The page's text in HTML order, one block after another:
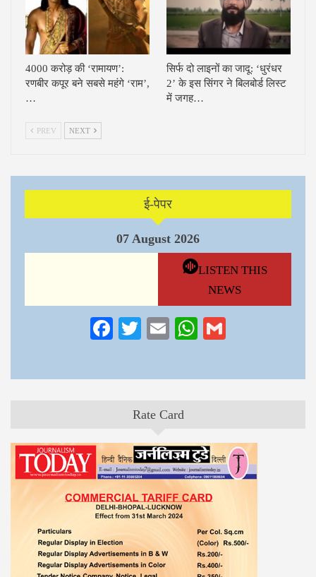
4000 करोड़ की ‘रामायण’:
रणबीर कपूर बने सबसे महंगे ‘राम’,
…
सिर्फ दो लाइनों का जादू: ‘धुरंधर
2’ के इस सिंगर ने बिलबोर्ड लिस्ट
में जगह…
PREV NEXT
ई-पेपर
07 August 2026
LISTEN THIS
NEWS
Facebook
TwitterEmailWhatsApp
Rate Card